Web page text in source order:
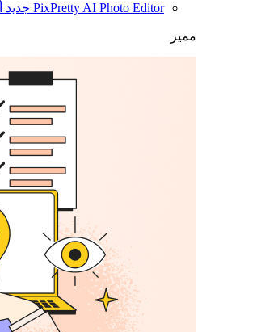
PixPretty AI Photo Editor جديد
مميز